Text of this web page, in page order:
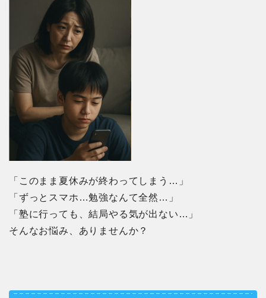
「このまま夏休みが終わってしまう…」
「ずっとスマホ…勉強なんて全然…」
「塾に行っても、結局やる気が出ない…」
そんなお悩み、ありませんか？